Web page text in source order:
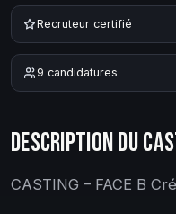
Recruteur certifié
9 candidatures
DESCRIPTION DU
CASTING – FACE B